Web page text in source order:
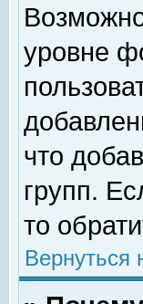
уровне
что
групп.
то
Вернуться